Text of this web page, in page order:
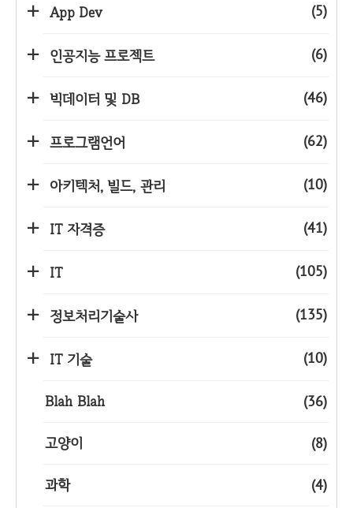
App Dev (5)
인공지능 프로젝트 (6)
빅데이터 및 DB (46)
프로그램언어 (62)
아키텍처, 빌드, 관리 (10)
IT 자격증 (41)
IT (105)
정보처리기술사 (135)
IT 기술 (10)
Blah Blah (36)
고양이 (8)
과학 (4)